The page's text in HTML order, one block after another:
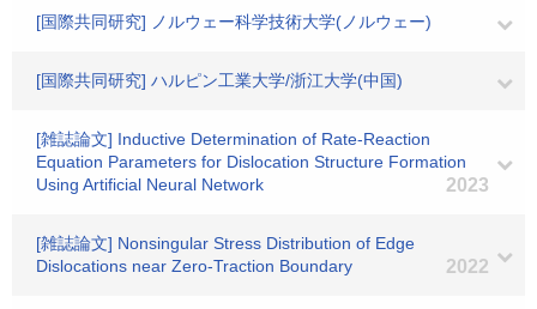
[国際共同研究] ノルウェー科学技術大学(ノルウェー)
[国際共同研究] ハルピン工業大学/浙江大学(中国)
[雑誌論文] Inductive Determination of Rate-Reaction
Equation Parameters for Dislocation Structure Formation
Using Artificial Neural Network
2023
[雑誌論文] Nonsingular Stress Distribution of Edge
Dislocations near Zero-Traction Boundary
2022